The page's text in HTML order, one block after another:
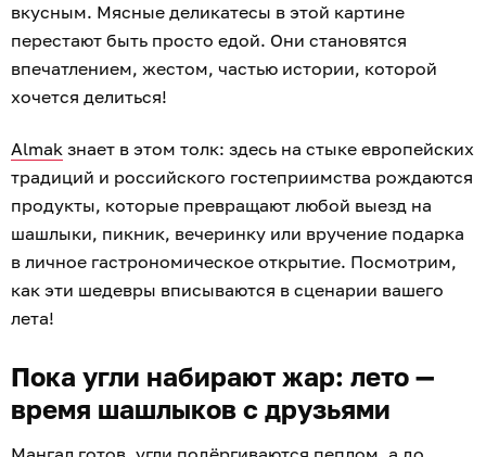
вкусным. Мясные деликатесы в этой картине
перестают быть просто едой. Они становятся
впечатлением, жестом, частью истории, которой
хочется делиться!
Almak знает в этом толк: здесь на стыке европейских
традиций и российского гостеприимства рождаются
продукты, которые превращают любой выезд на
шашлыки, пикник, вечеринку или вручение подарка
в личное гастрономическое открытие. Посмотрим,
как эти шедевры вписываются в сценарии вашего
лета!
Пока угли набирают жар: лето —
время шашлыков с друзьями